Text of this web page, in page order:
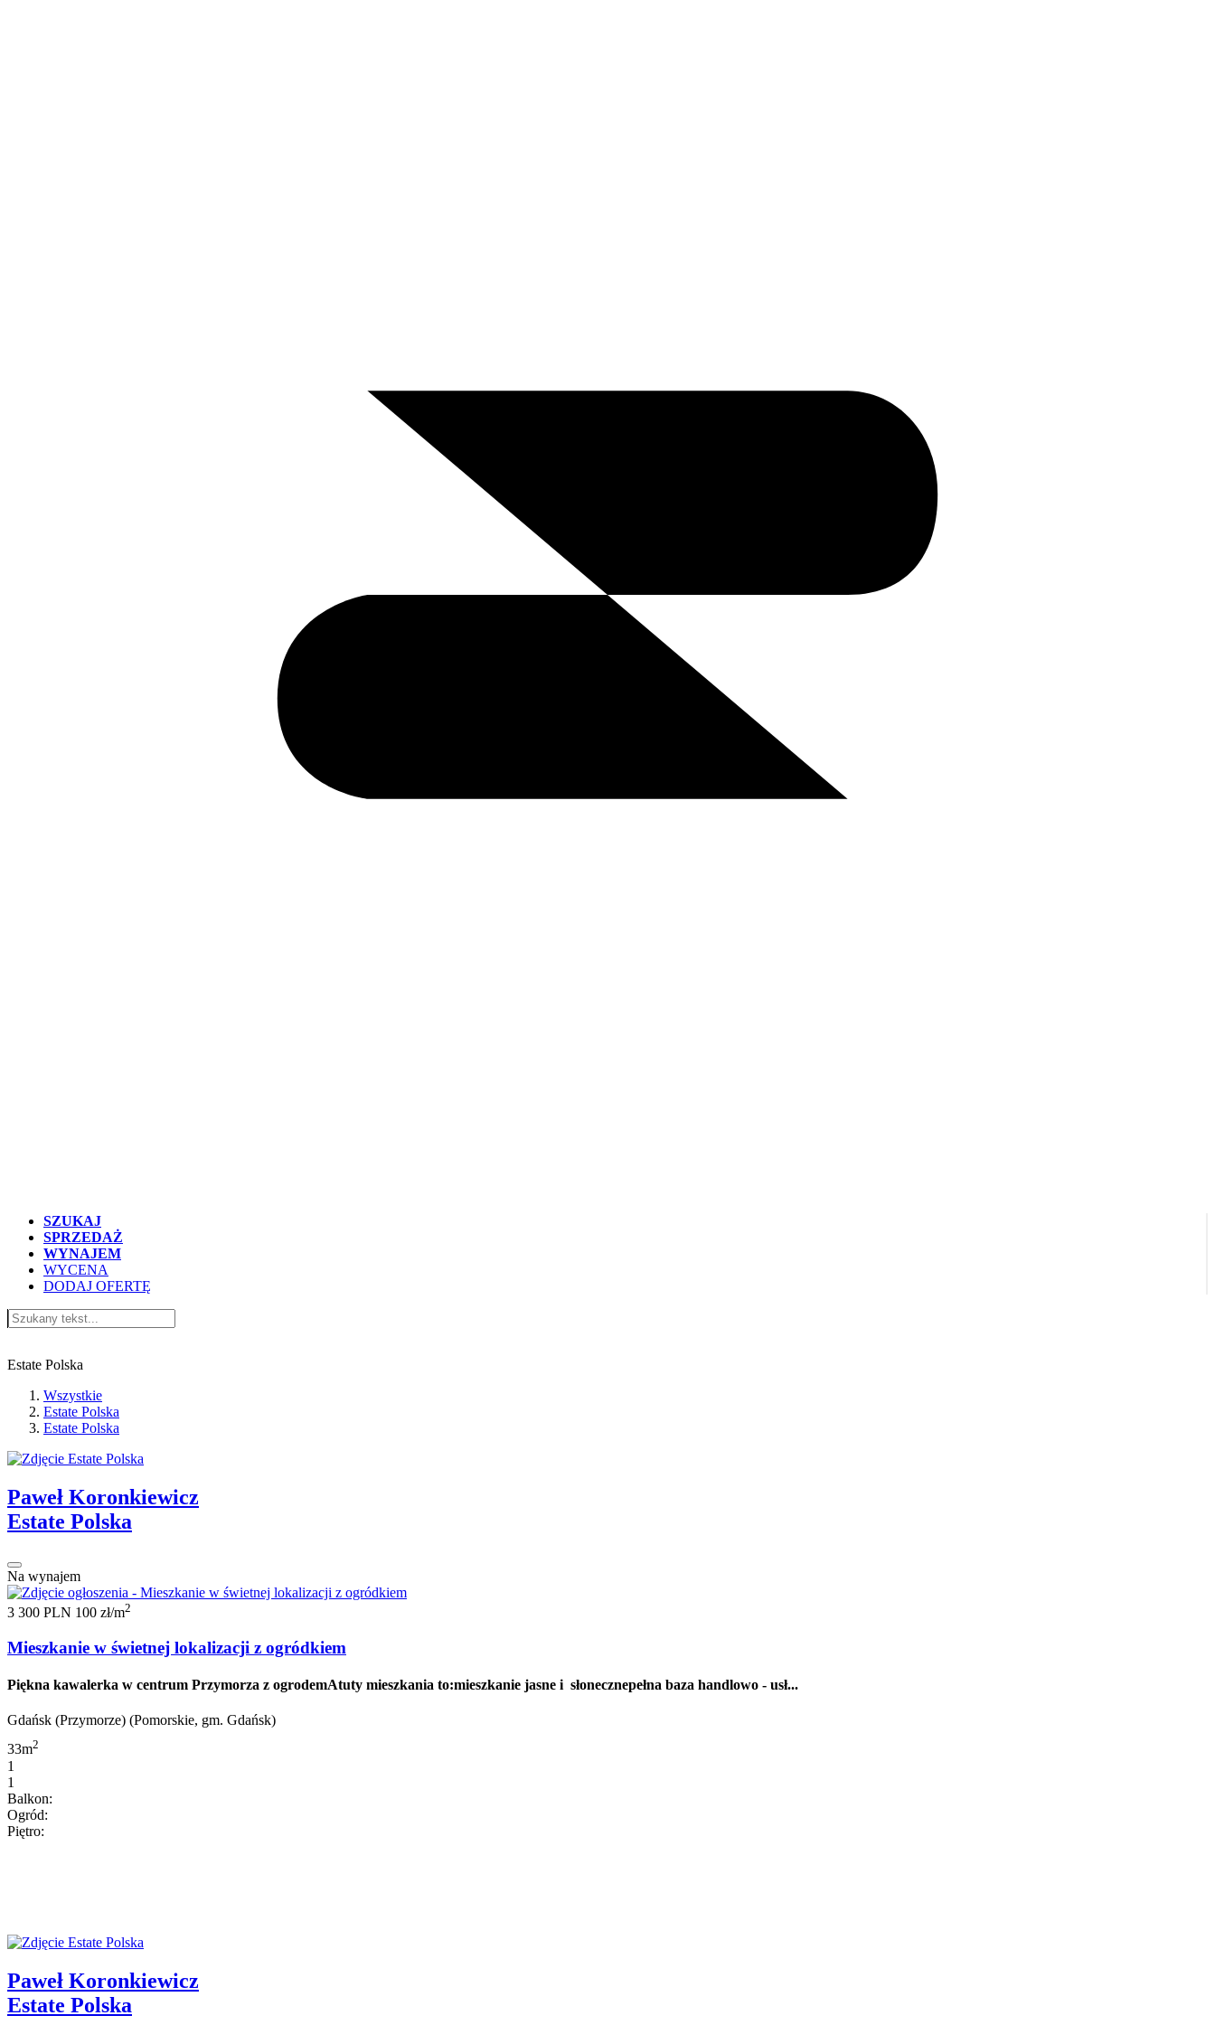
SZUKAJ
SPRZEDAŻ
WYNAJEM
WYCENA
DODAJ OFERTĘ
Estate Polska
Wszystkie
Estate Polska
Estate Polska
Paweł Koronkiewicz
Estate Polska
Na wynajem
3 300 PLN 100 zł/m2
Mieszkanie w świetnej lokalizacji z ogródkiem
Piękna kawalerka w centrum Przymorza z ogrodemAtuty mieszkania to:mieszkanie jasne i słonecznepełna baza handlowo - usł...
Gdańsk (Przymorze) (Pomorskie, gm. Gdańsk)
33m2
1
1
Balkon:
Ogród:
Piętro:
Paweł Koronkiewicz
Estate Polska